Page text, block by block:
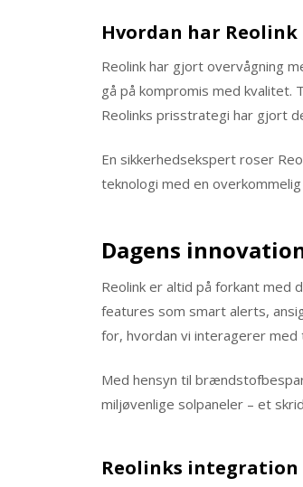
Hvordan har
Reolink har gjort overvågning
gå på kompromis med
Reolinks prisstrategi har gjort
En sikkerhedsekspert roser
teknologi med en overkommelig
Dagens
Reolink er altid på forkant
features som smart alerts,
for, hvordan vi interagerer med
Med hensyn til
miljøvenlige solpaneler – et
Reolinks integration